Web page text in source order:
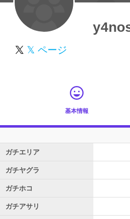
𝕏 ページ
基本情報
ガチエリア
ガチヤグラ
ガチホコ
ガチアサリ